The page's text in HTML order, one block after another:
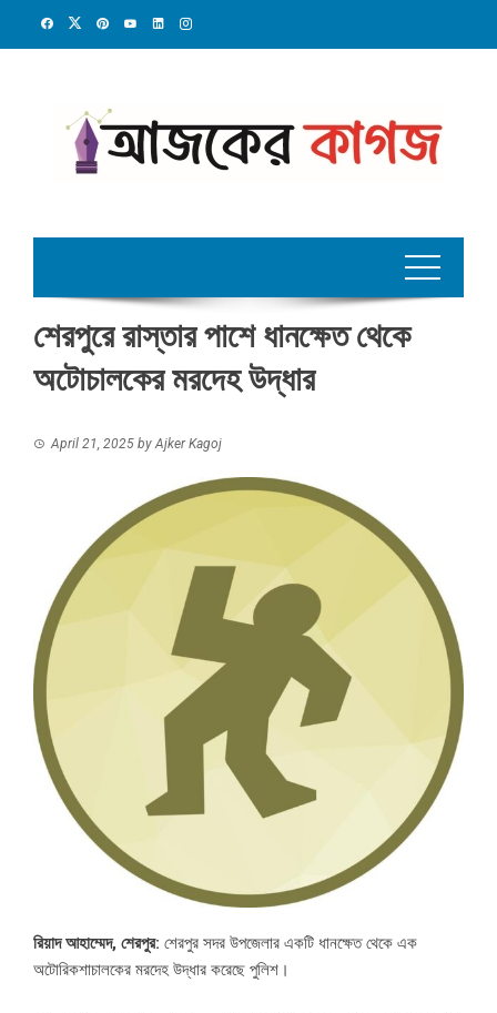
শেরপুরে রাস্তার পাশে ধানক্ষেত থেকে
অটোচালকের মরদেহ উদ্ধার
April 21, 2025 byAjker Kagoj
রিয়াদ আহাম্মেদ, শেরপুর: শেরপুর সদর উপজেলার একটি ধানক্ষেত থেকে এক
অটোরিকশাচালকের মরদেহ উদ্ধার করেছে পুলিশ।